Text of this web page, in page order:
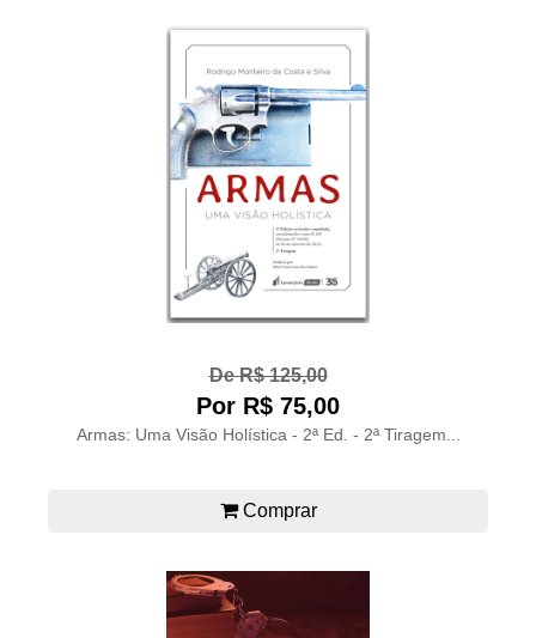
De R$ 125,00
Por R$ 75,00
Armas: Uma Visão Holística - 2ª Ed. - 2ª Tiragem...
Comprar